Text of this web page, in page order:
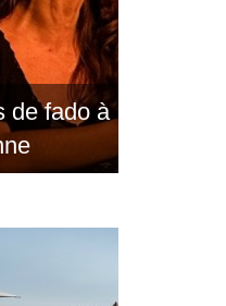
de fado à